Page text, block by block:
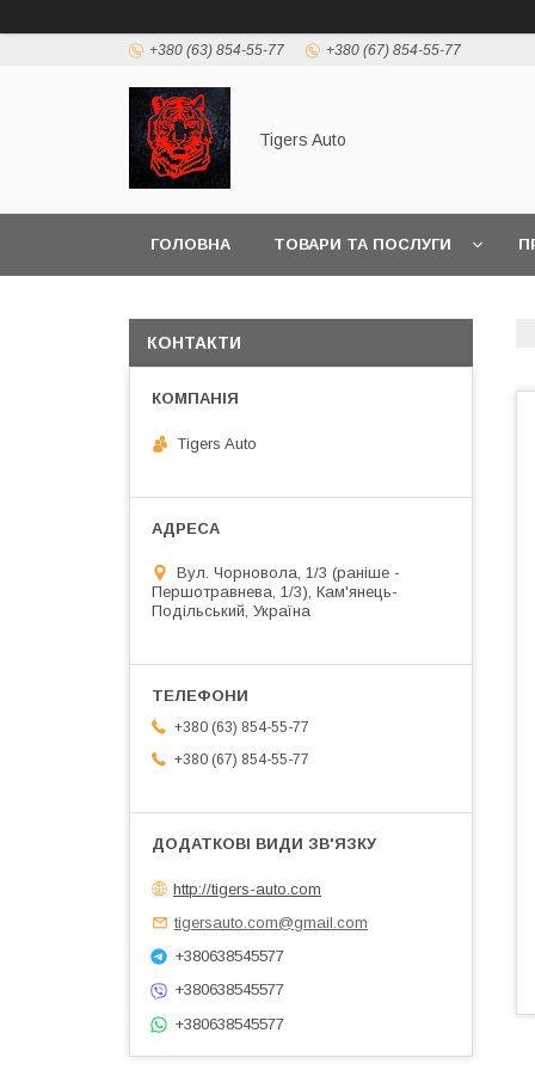
+380 (63) 854-55-77 +380 (67) 854-55-77
Tigers Auto
ГОЛОВНА ТОВАРИ ТА ПОСЛУГИ
КОНТАКТИ
Tigers Auto
Вул. Чорновола, 1/3 (раніше -
Першотравнева, 1/3), Кам'янець-
Подільський, Україна
+380 (63) 854-55-77
+380 (67) 854-55-77
http://tigers-auto.com
tigersauto.com@gmail.com
+380638545577
+380638545577
+380638545577